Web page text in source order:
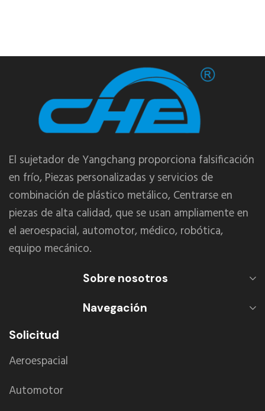
El sujetador de Yangchang proporciona falsificación
en frío, Piezas personalizadas y servicios de
combinación de plástico metálico, Centrarse en
piezas de alta calidad, que se usan ampliamente en
el aeroespacial, automotor, médico, robótica,
equipo mecánico.
Sobre nosotros
Navegación
Solicitud
Aeroespacial
Automotor